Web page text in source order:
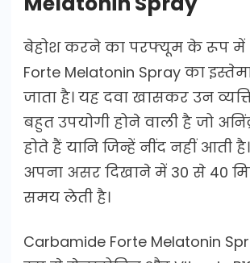
बेहोश करने का परफ्यूम के रूप में
Forte Melatonin Spray का
जाता है। यह दवा खासकर उन
बहुत उपयोगी होने वाली है जो
होते हैं यानि जिन्हें नींद नहीं आती
अपना असर दिखाने में 30 से 40
समय लेती है।
Carbamide Forte Melatonin